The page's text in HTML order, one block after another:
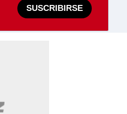
SUSCRIBIRSE